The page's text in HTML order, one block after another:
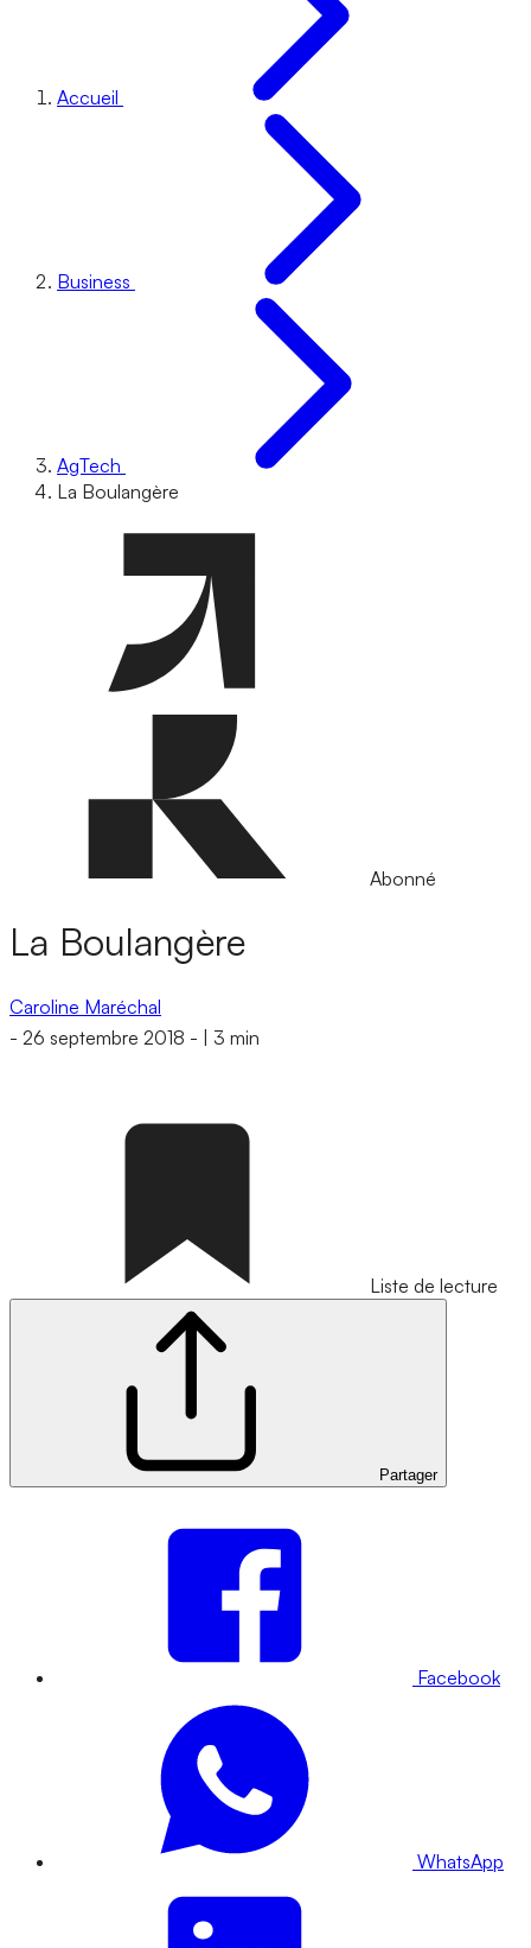
Accueil
Business
AgTech
La Boulangère
Abonné
La Boulangère
Caroline Maréchal
- 26 septembre 2018 - 3 min
Liste de lecture
Partager
Facebook
WhatsApp